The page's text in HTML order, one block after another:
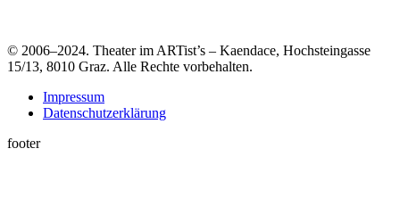
© 2006–2024. Theater im ARTist’s – Kaendace, Hochsteingasse
15/13, 8010 Graz. Alle Rechte vorbehalten.
Impressum
Datenschutzerklärung
footer